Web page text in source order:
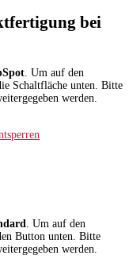
bei
. Um auf den
Schaltfläche unten. Bitte
werden.
. Um auf den
Button unten. Bitte
werden.